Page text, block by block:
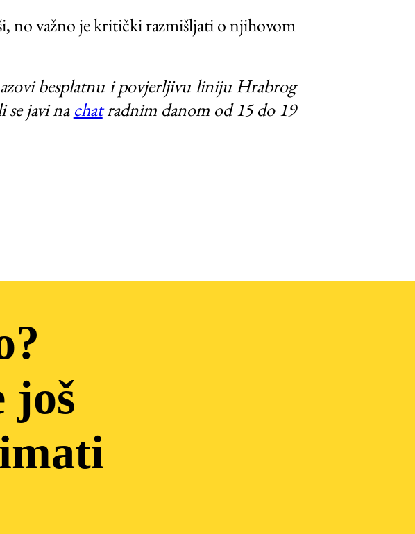
no važno je kritički razmišljati o njihovom
besplatnu i povjerljivu liniju Hrabrog
javi na chatradnim danom od 15 do 19
još